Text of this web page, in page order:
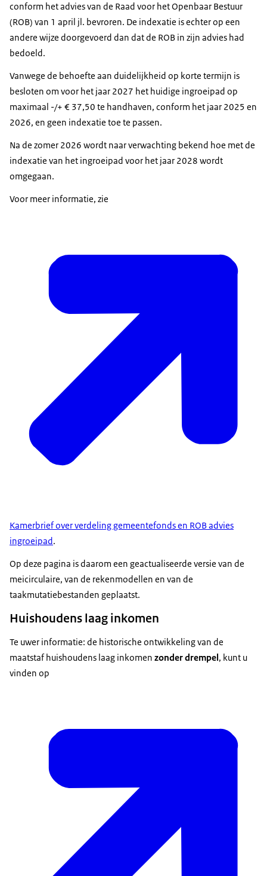
conform het advies van de Raad voor het Openbaar Bestuur
(ROB) van 1 april jl. bevroren. De indexatie is echter op een
andere wijze doorgevoerd dan dat de ROB in zijn advies had
bedoeld.
Vanwege de behoefte aan duidelijkheid op korte termijn is
besloten om voor het jaar 2027 het huidige ingroeipad op
maximaal -/+ € 37,50 te handhaven, conform het jaar 2025 en
2026, en geen indexatie toe te passen.
Na de zomer 2026 wordt naar verwachting bekend hoe met de
indexatie van het ingroeipad voor het jaar 2028 wordt
omgegaan.
Voor meer informatie, zie
Kamerbrief over verdeling gemeentefonds en ROB advies
ingroeipad.
Op deze pagina is daarom een geactualiseerde versie van de
meicirculaire, van de rekenmodellen en van de
taakmutatiebestanden geplaatst.
Huishoudens laag inkomen
Te uwer informatie: de historische ontwikkeling van de
maatstaf huishoudens laag inkomen zonder drempel , kunt u
vinden op